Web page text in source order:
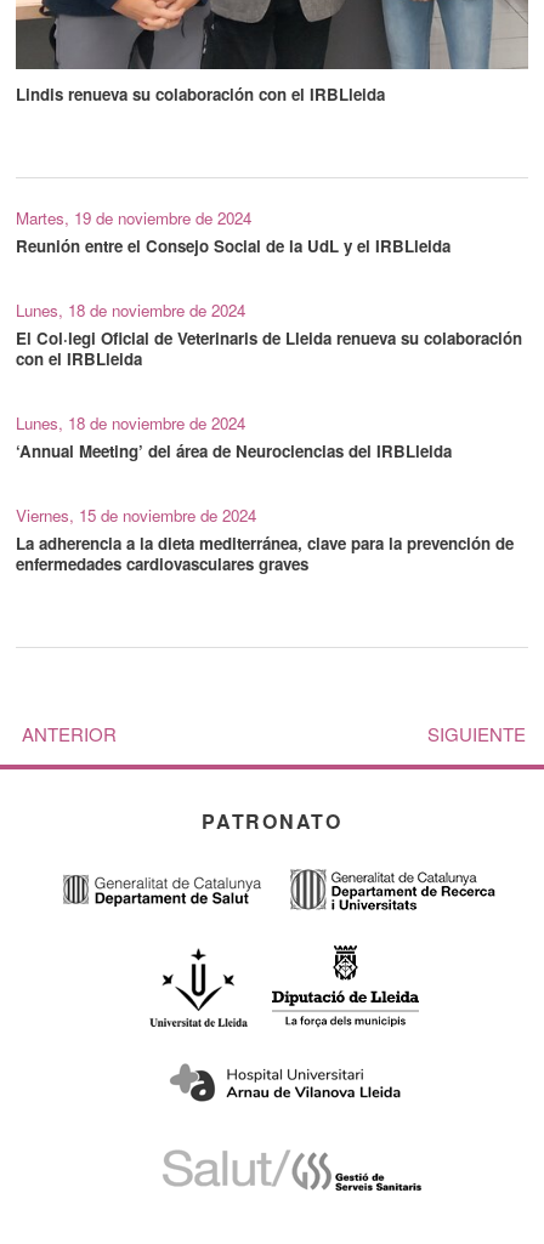
Lindis renueva su colaboración con el IRBLleida
Martes, 19 de noviembre de 2024
Reunión entre el Consejo Social de la UdL y el IRBLleida
Lunes, 18 de noviembre de 2024
El Col·legi Oficial de Veterinaris de Lleida renueva su colaboración
con el IRBLleida
Lunes, 18 de noviembre de 2024
‘Annual Meeting’ del área de Neurociencias del IRBLleida
Viernes, 15 de noviembre de 2024
La adherencia a la dieta mediterránea, clave para la prevención de
enfermedades cardiovasculares graves
ANTERIOR SIGUIENTE
PATRONATO